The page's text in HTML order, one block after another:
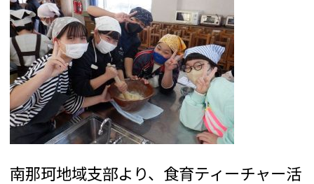
南那珂地域支部より、食育ティーチャー活